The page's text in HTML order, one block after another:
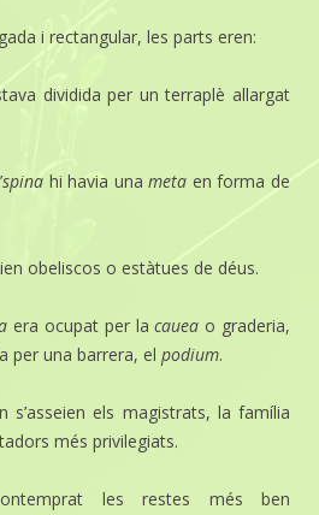
i rectangular, les parts eren:
dividida per un terraplè allargat
spina hi havia unameta en forma de
obeliscos o estàtues de déus.
era ocupat per la cauea o graderia,
per una barrera, el podium.
s’asseien els magistrats, la família
més privilegiats.
les restes més ben